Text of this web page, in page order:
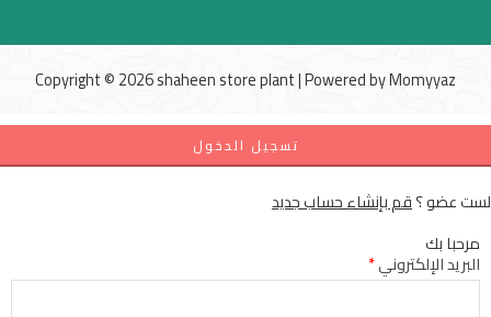
Copyright © 2026 shaheen store plant | Powered byMomyyaz
تسجيل الدخول
لست عضو ؟قم بإنشاء حساب جديد
مرحبا بك
البريد الإلكتروني*